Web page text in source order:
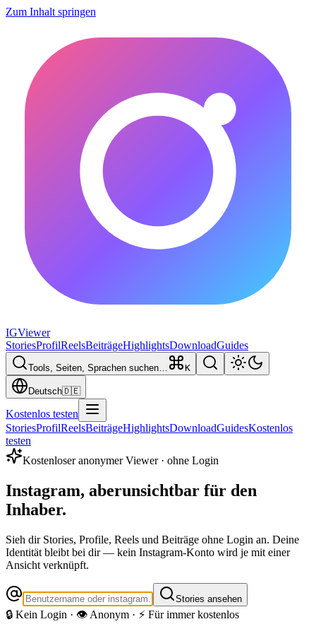
Zum Inhalt springen
IGViewer
StoriesProfilReelsBeiträgeHighlightsDownloadGuides
Tools, Seiten, Sprachen suchen… K
Deutsch🇩🇪
Kostenlos testen
StoriesProfilReelsBeiträgeHighlightsDownloadGuidesKostenlos
testen
Kostenloser anonymer Viewer · ohne Login
Instagram, aberunsichtbar für den
Inhaber.
Sieh dir Stories, Profile, Reels und Beiträge ohne Login an. Deine
Identität bleibt bei dir — kein Instagram-Konto wird je mit einer
Ansicht verknüpft.
Stories ansehen
🔒 Kein Login · 👁️ Anonym · ⚡ Für immer kostenlos